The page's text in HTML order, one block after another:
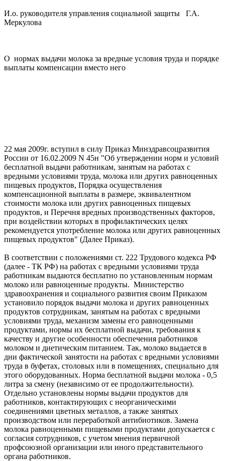
И.о. руководителя управления социальной защиты Г.А.
Меркулова
О нормах выдачи молока за вредные условия труда и порядке
выплаты компенсации вместо него
22 мая 2009г. вступил в силу Приказ Минздравсоцразвития
России от 16.02.2009 N 45н "Об утверждении норм и условий
бесплатной выдачи работникам, занятым на работах с
вредными условиями труда, молока или других равноценных
пищевых продуктов, Порядка осуществления
компенсационной выплаты в размере, эквивалентном
стоимости молока или других равноценных пищевых
продуктов, и Перечня вредных производственных факторов,
при воздействии которых в профилактических целях
рекомендуется употребление молока или других равноценных
пищевых продуктов" (Далее Приказ).
В соответствии с положениями ст. 222 Трудового кодекса РФ
(далее - ТК РФ) на работах с вредными условиями труда
работникам выдаются бесплатно по установленным нормам
молоко или равноценные продукты. Министерство
здравоохранения и социального развития своим Приказом
установило порядок выдачи молока и других равноценных
продуктов сотрудникам, занятым на работах с вредными
условиями труда, механизм замены его равноценными
продуктами, нормы их бесплатной выдачи, требования к
качеству и другие особенности обеспечения работников
молоком и диетическим питанием. Так, молоко выдается в
дни фактической занятости на работах с вредными условиями
труда в буфетах, столовых или в помещениях, специально для
этого оборудованных. Норма бесплатной выдачи молока - 0,5
литра за смену (независимо от ее продолжительности).
Отдельно установлены нормы выдачи продуктов для
работников, контактирующих с неорганическими
соединениями цветных металлов, а также занятых
производством или переработкой антибиотиков. Замена
молока равноценными пищевыми продуктами допускается с
согласия сотрудников, с учетом мнения первичной
профсоюзной организации или иного представительного
органа работников.